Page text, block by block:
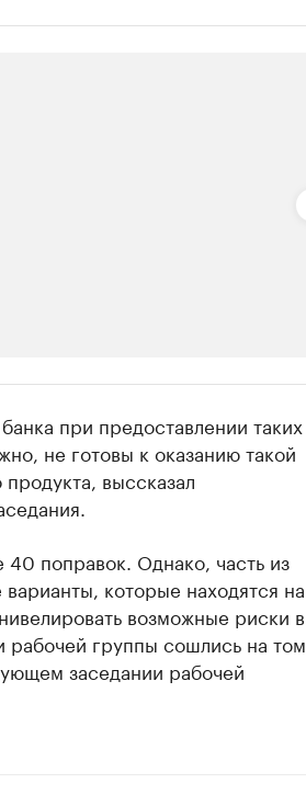
промышленности
при предоставлении таких
не готовы к оказанию такой
выссказал
поправок. Однако, часть из
которые находятся на
возможные риски в
группы сошлись на том,
заседании рабочей